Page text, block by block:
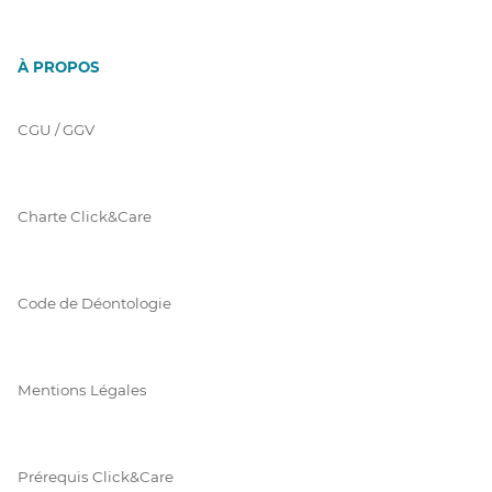
À PROPOS
CGU / GGV
Charte Click&Care
Code de Déontologie
Mentions Légales
Prérequis Click&Care